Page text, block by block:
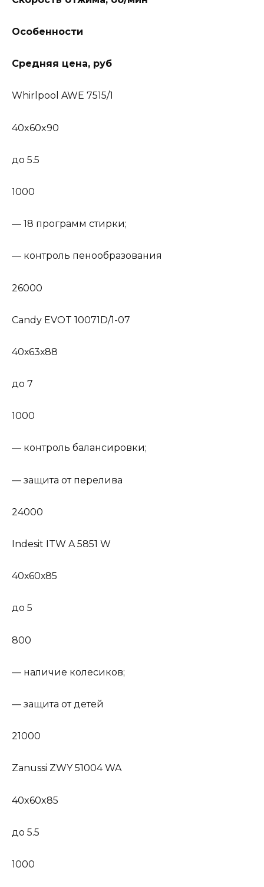
Особенности
Средняя цена, руб
Whirlpool AWE 7515/1
40x60x90
до 5.5
1000
— 18 программ стирки;
— контроль пенообразования
26000
Candy EVOT 10071D/1-07
40х63х88
до 7
1000
— контроль балансировки;
— защита от перелива
24000
Indesit ITW A 5851 W
40х60х85
до 5
800
— наличие колесиков;
— защита от детей
21000
Zanussi ZWY 51004 WA
40x60x85
до 5.5
1000